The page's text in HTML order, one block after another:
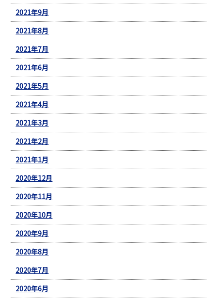
2021年9月
2021年8月
2021年7月
2021年6月
2021年5月
2021年4月
2021年3月
2021年2月
2021年1月
2020年12月
2020年11月
2020年10月
2020年9月
2020年8月
2020年7月
2020年6月